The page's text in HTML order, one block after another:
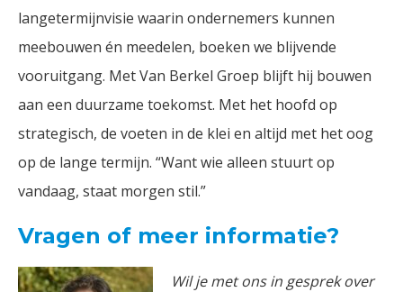
langetermijnvisie waarin ondernemers kunnen
meebouwen én meedelen, boeken we blijvende
vooruitgang. Met Van Berkel Groep blijft hij bouwen
aan een duurzame toekomst. Met het hoofd op
strategisch, de voeten in de klei en altijd met het oog
op de lange termijn. “Want wie alleen stuurt op
vandaag, staat morgen stil.”
Vragen of meer informatie?
Wil je met ons in gesprek over